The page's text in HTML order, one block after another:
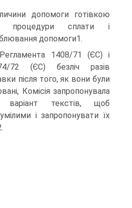
допомоги готівкою
процедури сплати і
допомоги1.
1408/71 (ЄС) і
72 (ЄС) безліч разів
після того, як вони були
Комісія запропонувала
варіант текстів, щоб
і запропонувати їх